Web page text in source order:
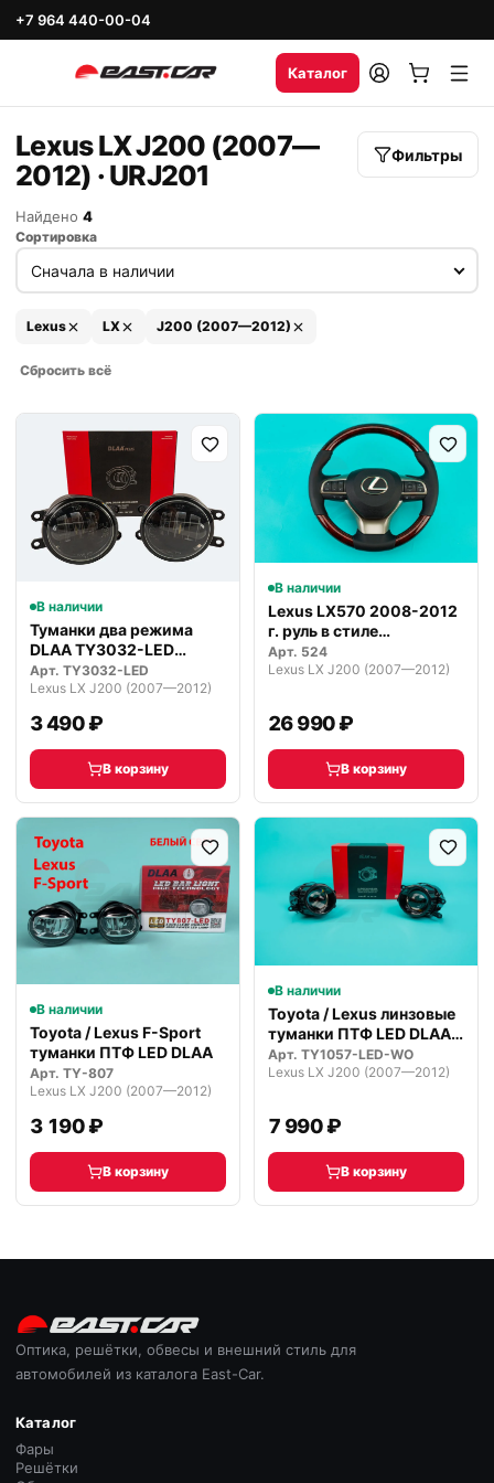
+7 964 440-00-04
Каталог
Lexus LX J200 (2007—
2012) · URJ201
Фильтры
Найдено 4
Сортировка
Lexus LX J200 (2007—2012)
Сбросить всё
В наличии
Туманки два режима
DLAA TY3032-LED
светодиодные
Арт. TY3032-LED
Lexus LX J200 (2007—2012)
3 490 ₽
В корзину
В наличии
Lexus LX570 2008-2012
г. руль в стиле
рестайлинга
Арт. 524
Lexus LX J200 (2007—2012)
26 990 ₽
В корзину
В наличии
Toyota / Lexus F-Sport
туманки ПТФ LED DLAA
Арт. TY-807
Lexus LX J200 (2007—2012)
3 190 ₽
В корзину
В наличии
Toyota / Lexus линзовые
туманки ПТФ LED DLAA
Prem…
Арт. TY1057-LED-WO
Lexus LX J200 (2007—2012)
7 990 ₽
В корзину
Оптика, решётки, обвесы и внешний стиль для
автомобилей из каталога East-Car.
Каталог
Фары
Решётки